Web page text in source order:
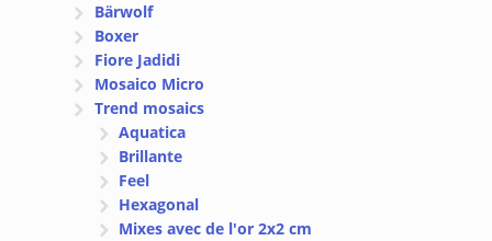
Bärwolf
Boxer
Fiore Jadidi
Mosaico Micro
Trend mosaics
Aquatica
Brillante
Feel
Hexagonal
Mixes avec de l'or 2x2 cm